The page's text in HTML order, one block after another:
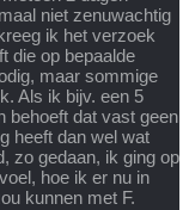
niet zenuwachtig
ik het verzoek
die op bepaalde
maar sommige
Als ik bijv. een 5
behoeft dat vast geen
heeft dan wel wat
zo gedaan, ik ging op
hoe ik er nu in
kunnen met F.